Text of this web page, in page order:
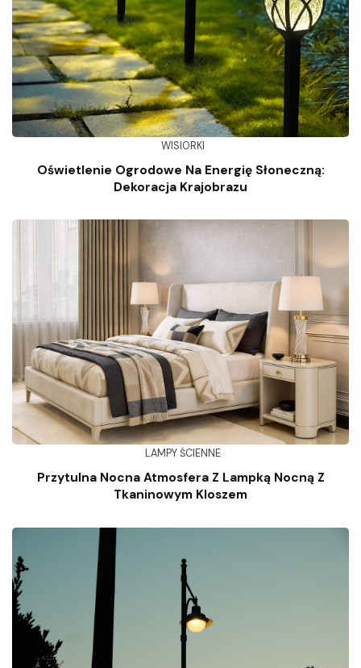
WISIORKI
Oświetlenie Ogrodowe Na Energię Słoneczną:
Dekoracja Krajobrazu
LAMPY ŚCIENNE
Przytulna Nocna Atmosfera Z Lampką Nocną Z
Tkaninowym Kloszem